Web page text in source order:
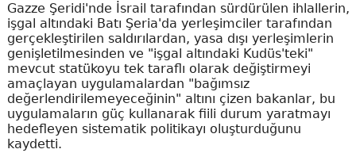
Gazze Şeridi'nde İsrail tarafından sürdürülen ihlallerin,
işgal altındaki Batı Şeria'da yerleşimciler tarafından
gerçekleştirilen saldırılardan, yasa dışı yerleşimlerin
genişletilmesinden ve "işgal altındaki Kudüs'teki"
mevcut statükoyu tek taraflı olarak değiştirmeyi
amaçlayan uygulamalardan "bağımsız
değerlendirilemeyeceğinin" altını çizen bakanlar, bu
uygulamaların güç kullanarak fiili durum yaratmayı
hedefleyen sistematik politikayı oluşturduğunu
kaydetti.